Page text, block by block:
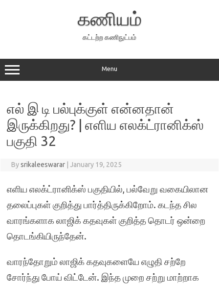
கணியம்
கட்டற்ற கணிநுட்பம்
Menu
எல் இ டி பல்புக்குள் என்னதான்
இருக்கிறது? | எளிய எலக்ட்ரானிக்ஸ்
பகுதி 32
Bysrikaleeswarar January 19, 2025
எளிய எலக்ட்ரானிக்ஸ் பகுதியில், பல்வேறு வகையிலான
தலைப்புகள் குறித்து பார்த்திருக்கிறோம். கடந்த சில
வாரங்களாக லாஜிக் கதவுகள் குறித்த தொடர் ஒன்றை
தொடங்கியிருந்தேன்.
வாரந்தோறும் லாஜிக் கதவுகளையே எழுதி சற்றே
சோர்ந்து போய் விட்டேன். இந்த முறை சற்று மாற்றாக